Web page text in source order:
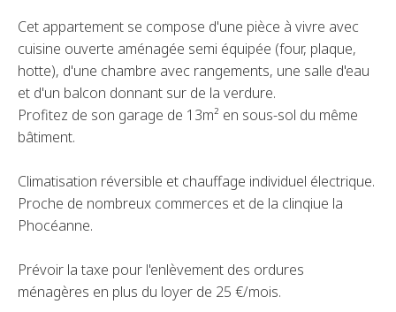
Cet appartement se compose d'une pièce à vivre avec
cuisine ouverte aménagée semi équipée (four, plaque,
hotte), d'une chambre avec rangements, une salle d'eau
et d'un balcon donnant sur de la verdure.
Profitez de son garage de 13m² en sous-sol du même
bâtiment.
Climatisation réversible et chauffage individuel électrique.
Proche de nombreux commerces et de la clinqiue la
Phocéanne.
Prévoir la taxe pour l'enlèvement des ordures
ménagères en plus du loyer de 25 €/mois.